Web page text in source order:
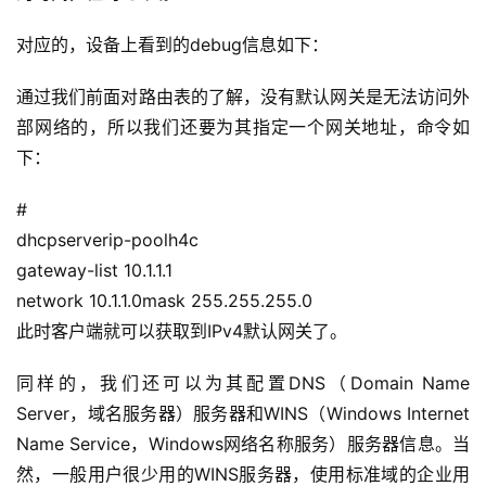
实
群
运
营
记
经
验
教
软
件
应
对应的，设备上看到的debug信息如下：
通过我们前面对路由表的了解，没有默认网关是无法访问外
部网络的，所以我们还要为其指定一个网关地址，命令如
下：
#
dhcpserverip-poolh4c
gateway-list 10.1.1.1
network 10.1.1.0mask 255.255.255.0
此时客户端就可以获取到IPv4默认网关了。
同样的，我们还可以为其配置DNS（Domain Name
Server，域名服务器）服务器和WINS（Windows Internet
Name Service，Windows网络名称服务）服务器信息。当
然，一般用户很少用的WINS服务器，使用标准域的企业用